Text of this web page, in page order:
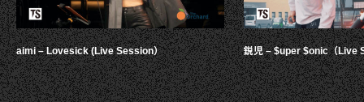
aimi – Lovesick (Live Session） 鋭児 – $uper $onic（Live